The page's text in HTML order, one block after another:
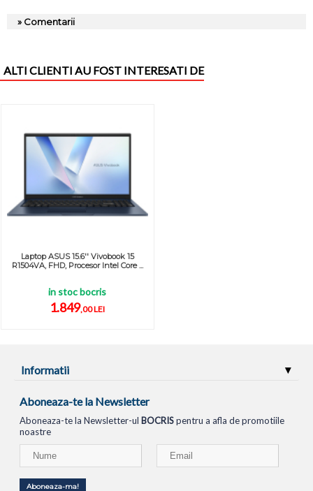
» Comentarii
ALTI CLIENTI AU FOST INTERESATI DE
Laptop ASUS 15.6'' Vivobook 15
R1504VA, FHD, Procesor Intel Core ...
in stoc bocris
1.849,00 LEI
Informatii
Aboneaza-te la Newsletter
Aboneaza-te la Newsletter-ul BOCRISpentru a afla de promotiile
noastre
Aboneaza-ma!